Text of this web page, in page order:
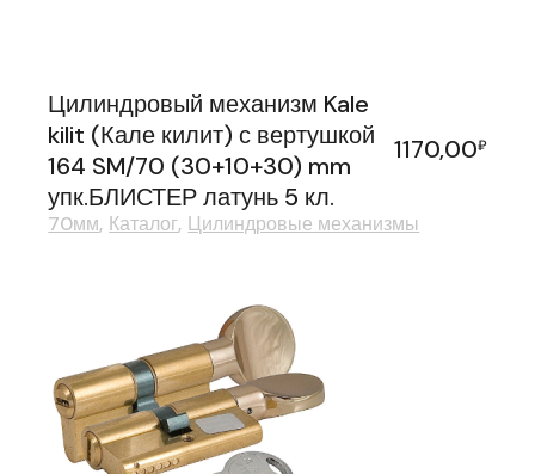
Цилиндровый механизм Kale
kilit (Кале килит) с вертушкой
164 SM/70 (30+10+30) mm
упк.БЛИСТЕР латунь 5 кл.
1170,00₽
70мм Каталог Цилиндровые механизмы